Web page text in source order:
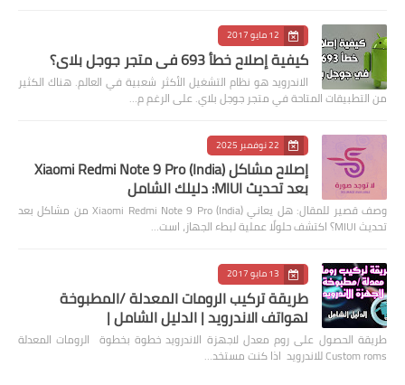
12 مايو 2017
كيفية إصلاح خطأ 693 في متجر جوجل بلاي؟
الاندرويد هو نظام التشغيل الأكثر شعبية في العالم. هناك الكثير
من التطبيقات المتاحة في متجر جوجل بلاي. على الرغم م…
22 نوفمبر 2025
إصلاح مشاكل Xiaomi Redmi Note 9 Pro (India)
بعد تحديث MIUI: دليلك الشامل
وصف قصير للمقال: هل يعاني Xiaomi Redmi Note 9 Pro (India) من مشاكل بعد
تحديث MIUI؟ اكتشف حلولًا عملية لبطء الجهاز، است…
13 مايو 2017
طريقة تركيب الرومات المعدلة /المطبوخة
لهواتف الاندرويد | الدليل الشامل |
طريقة الحصول على روم معدل لاجهزة الاندرويد خطوة بخطوة الرومات المعدلة
Custom roms للاندرويد اذا كنت مستخد…